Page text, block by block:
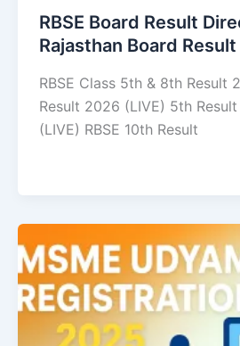
RBSE Board Result
Rajasthan Board Result
RBSE Class 5th & 8th Result
Result 2026 (LIVE) 5th
(LIVE) RBSE 10th Result